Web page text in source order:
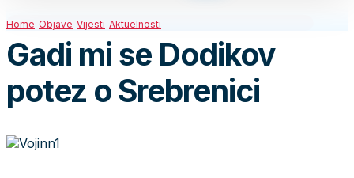
Home Objave Vijesti Aktuelnosti
Gadi mi se Dodikov
potez o Srebrenici